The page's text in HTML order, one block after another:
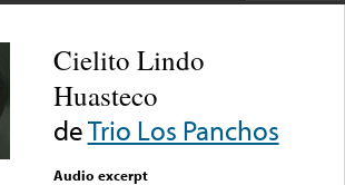
Cielito Lindo
Huasteco
deTrio Los Panchos
Audio excerpt